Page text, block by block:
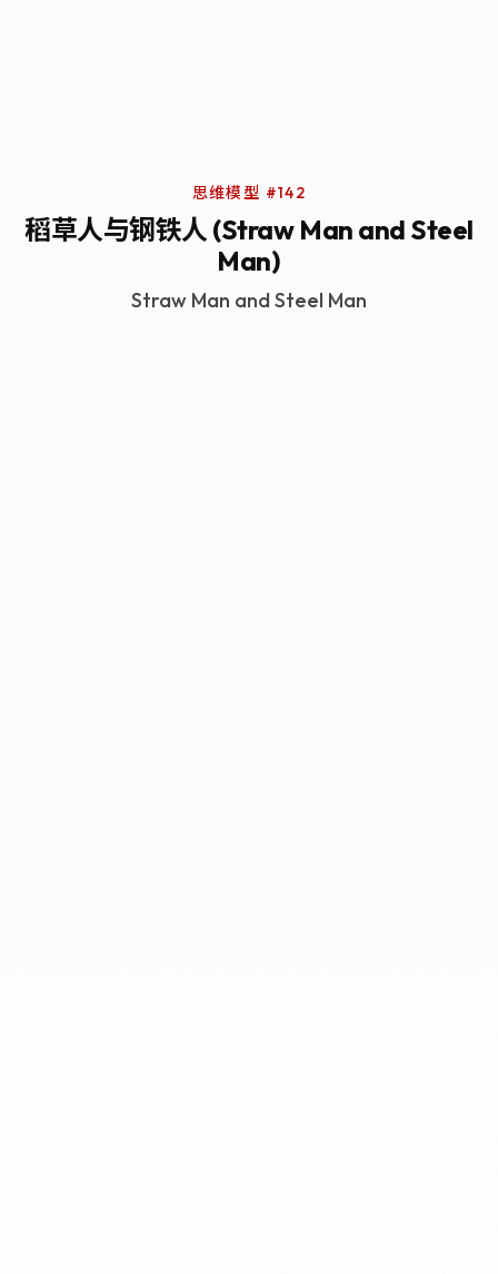
思维模型 #142
稻草人与钢铁人 (Straw Man and Steel
Man)
Straw Man and Steel Man